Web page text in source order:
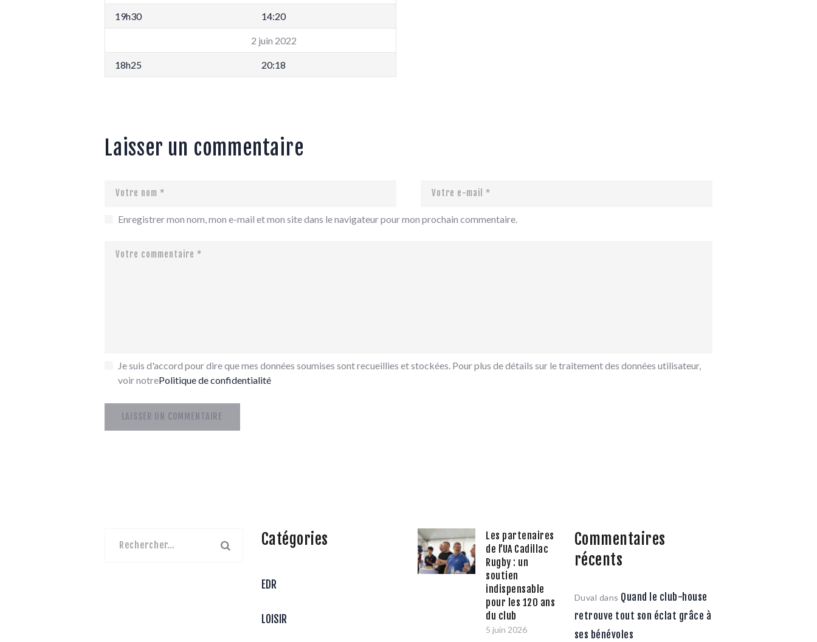
19h30 14:20
2 juin 2022
18h25 20:18
Laisser un commentaire
Enregistrer mon nom, mon e-mail et mon site dans le navigateur pour mon prochain commentaire.
Je suis d'accord pour dire que mes données soumises sont recueillies et stockées. Pour plus de détails sur le traitement des données utilisateur,
voir notrePolitique de confidentialité
Catégories
EDR
LOISIR
Les partenaires
de l’UA Cadillac
Rugby : un
soutien
indispensable
pour les 120 ans
du club
5 juin 2026
Commentaires
récents
Duval dans Quand le club-house
retrouve tout son éclat grâce à
ses bénévoles